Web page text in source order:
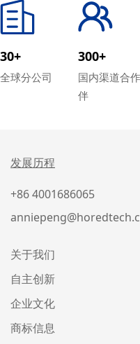
30+
全球分公司
300+
国内渠道合
伴
发展历程
+86 4001686065
关于我们
自主创新
企业文化
商标信息